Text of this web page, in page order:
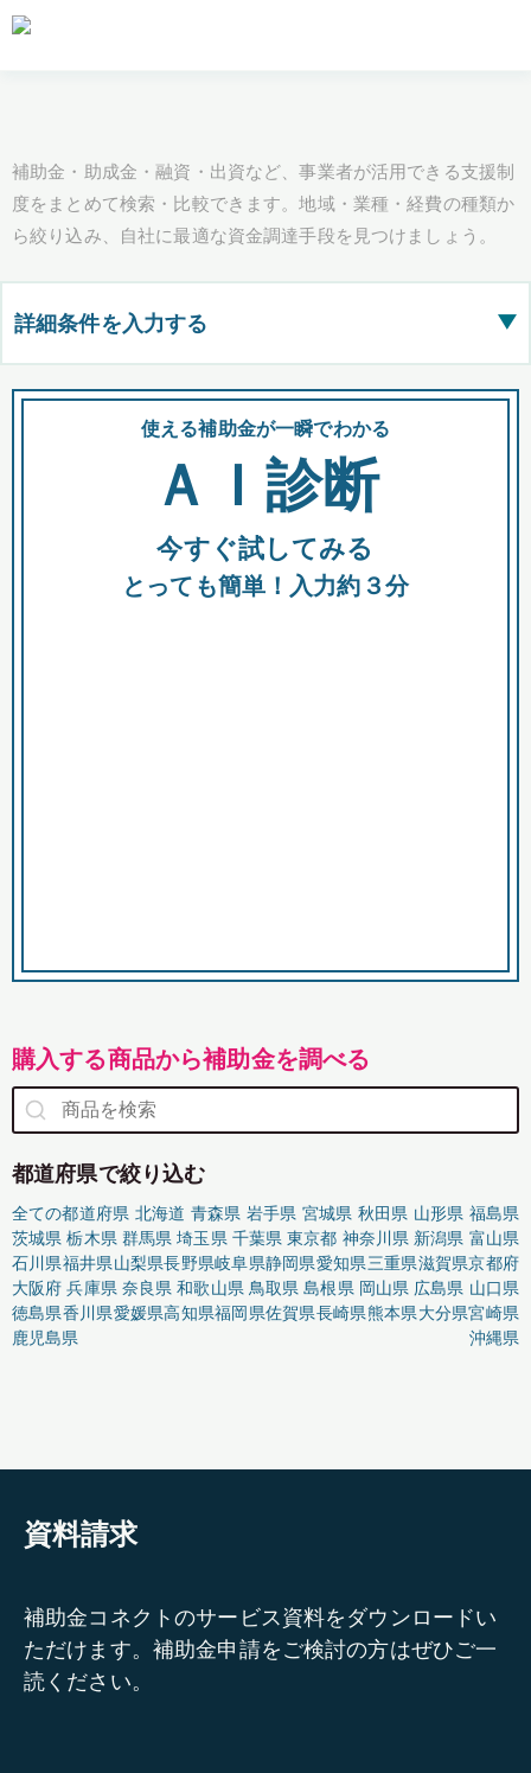
補助金・助成金・融資・出資など、事業者が活用できる支援制
度をまとめて検索・比較できます。地域・業種・経費の種類か
ら絞り込み、自社に最適な資金調達手段を見つけましょう。
詳細条件を入力する ▶
都道府県
全国の検索結果を含めて表示
助成金 融資 出資
使える補助金が一瞬でわかる
ＡＩ診断
今すぐ試してみる
とっても簡単！入力約３分
購入する商品から補助金を調べる
都道府県で絞り込む
全ての都道府県 北海道 青森県 岩手県 宮城県 秋田県 山形県 福島県
茨城県 栃木県 群馬県 埼玉県 千葉県 東京都 神奈川県 新潟県 富山県
石川県福井県山梨県長野県岐阜県静岡県愛知県三重県滋賀県京都府
大阪府 兵庫県 奈良県 和歌山県 鳥取県 島根県 岡山県 広島県 山口県
徳島県香川県愛媛県高知県福岡県佐賀県長崎県熊本県大分県宮崎県
鹿児島県
沖縄県
資料請求
補助金コネクトのサービス資料をダウンロードい
ただけます。補助金申請をご検討の方はぜひご一
読ください。